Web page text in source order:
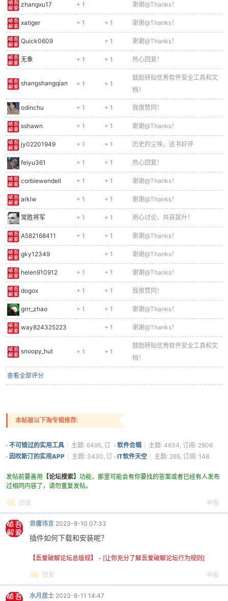
zhangxu17 + 1 谢谢@Thanks！
xatiger + 1 + 1 谢谢@Thanks！
Quick0609 + 1 谢谢@Thanks！
无象 + 1 + 1 热心回复！
shangshangqian + 1 + 1
鼓励转贴优秀软件安全工具和文
档！
odinchu + 1 + 1 我很赞同！
sshawn + 1 + 1 谢谢@Thanks！
jy02201949 + 1 + 1 历史的尘埃，这书好评
feiyu361 + 1 + 1 热心回复！
corbiewendell + 1 + 1 谢谢@Thanks！
arklw + 1 + 1 谢谢@Thanks！
常胜将军 + 1 + 1 用心讨论，共获提升！
A582168411 + 1 + 1 谢谢@Thanks！
gky12349 + 1 谢谢@Thanks！
helen910912 + 1 + 1 谢谢@Thanks！
dogox + 1 + 1 我很赞同！
grrr_zhao + 1 + 1 谢谢@Thanks！
way824325223 + 1 谢谢@Thanks！
snoopy_hut + 1 + 1
鼓励转贴优秀软件安全工具和文
档！
查看全部评分
本帖被以下淘专辑推荐:
· 不可错过的实用工具
主题: 6495, 订
阅: 3707
· 软件合辑
主题: 4634, 订阅: 2806
· 因吹斯汀的实用APP
主题: 3430, 订 · IT软件天空 主题: 265, 订阅: 148
发帖前要善用 【论坛搜索】 功能，那里可能会有你要找的答案或者已经有人发布
过相同内容了，请勿重复发帖。
回复 举报
毋庸讳言 2023-8-10 07:33
插件如何下载和安装呢？
【吾爱破解论坛总版规】 - [让你充分了解吾爱破解论坛行为规则]
回复 举报
水月居士 2023-8-11 14:47